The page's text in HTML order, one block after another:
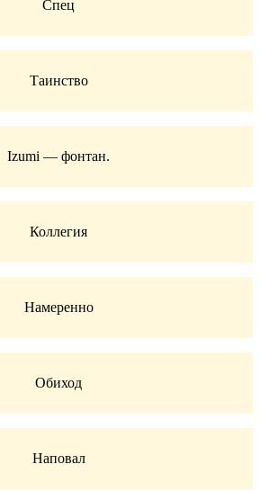
Спец
Таинство
Izumi — фонтан.
Коллегия
Намеренно
Обиход
Наповал